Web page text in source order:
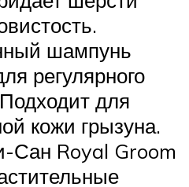
шампунь
регулярного
для
кожи грызуна.
Сан Royal Groom